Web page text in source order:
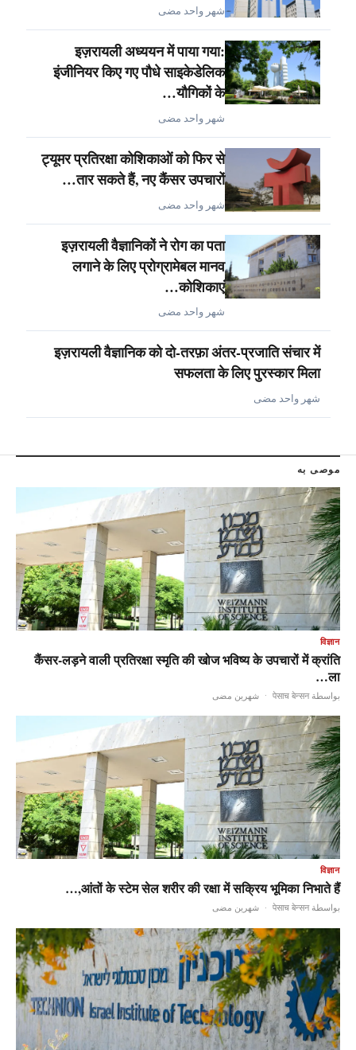
شهر واحد مضى
इज़रायली अध्ययन में पाया गया:
इंजीनियर किए गए पौधे साइकेडेलिक
यौगिकों के…
شهر واحد مضى
ट्यूमर प्रतिरक्षा कोशिकाओं को फिर से
तार सकते हैं, नए कैंसर उपचारों…
شهر واحد مضى
इज़रायली वैज्ञानिकों ने रोग का पता
लगाने के लिए प्रोग्रामेबल मानव
कोशिकाएं…
شهر واحد مضى
इज़रायली वैज्ञानिक को दो-तरफ़ा अंतर-प्रजाति संचार में
सफलता के लिए पुरस्कार मिला
شهر واحد مضى
موصى به
विज्ञान
कैंसर-लड़ने वाली प्रतिरक्षा स्मृति की खोज भविष्य के उपचारों में क्रांति
ला…
بواسطة पेसाच बेन्सन · شهرين مضى
विज्ञान
आंतों के स्टेम सेल शरीर की रक्षा में सक्रिय भूमिका निभाते हैं,…
بواسطة पेसाच बेन्सन · شهرين مضى